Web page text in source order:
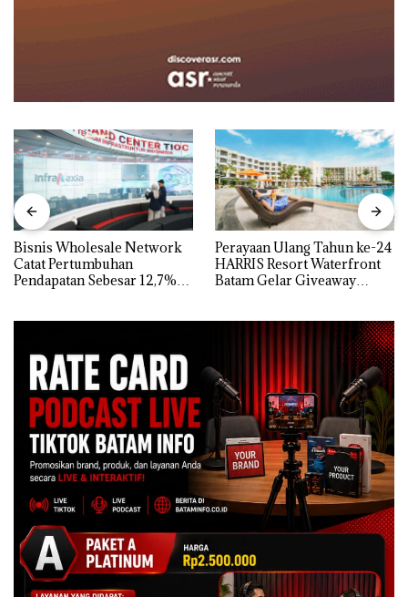
Bisnis Wholesale Network
Catat Pertumbuhan
Pendapatan Sebesar 12,7%
Perayaan Ulang Tahun ke-24
HARRIS Resort Waterfront
Batam Gelar Giveaway